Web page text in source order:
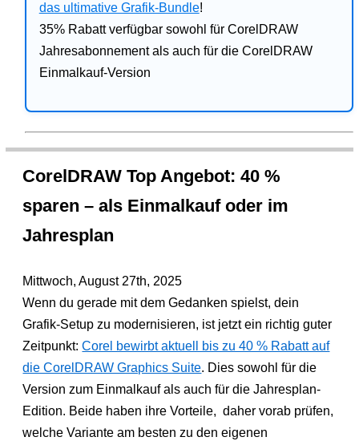
das ultimative Grafik-Bundle!
35% Rabatt verfügbar sowohl für CorelDRAW
Jahresabonnement als auch für die CorelDRAW
Einmalkauf-Version
CorelDRAW Top Angebot: 40 %
sparen – als Einmalkauf oder im
Jahresplan
Mittwoch, August 27th, 2025
Wenn du gerade mit dem Gedanken spielst, dein
Grafik-Setup zu modernisieren, ist jetzt ein richtig guter
Zeitpunkt:Corel bewirbt aktuell bis zu 40 % Rabatt auf
die CorelDRAW Graphics Suite. Dies sowohl für die
Version zum Einmalkauf als auch für die Jahresplan-
Edition. Beide haben ihre Vorteile, daher vorab prüfen,
welche Variante am besten zu den eigenen